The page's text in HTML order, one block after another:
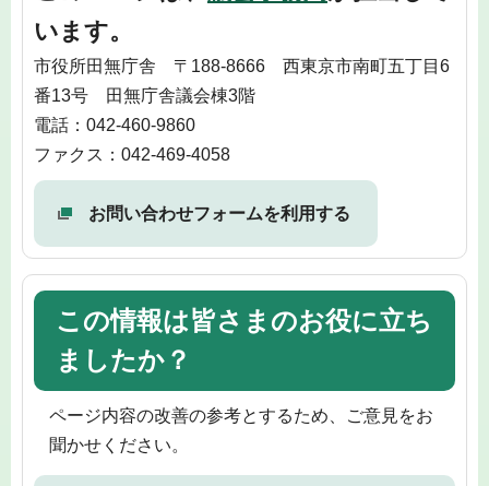
います。
市役所田無庁舎 〒188-8666 西東京市南町五丁目6
番13号 田無庁舎議会棟3階
電話：042-460-9860
ファクス：042-469-4058
お問い合わせフォームを利用する
この情報は皆さまのお役に立ち
ましたか？
ページ内容の改善の参考とするため、ご意見をお
聞かせください。